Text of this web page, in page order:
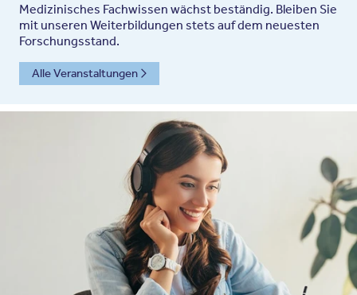
Medizinisches Fachwissen wächst beständig. Bleiben Sie
mit unseren Weiterbildungen stets auf dem neuesten
Forschungsstand.
Alle Veranstaltungen